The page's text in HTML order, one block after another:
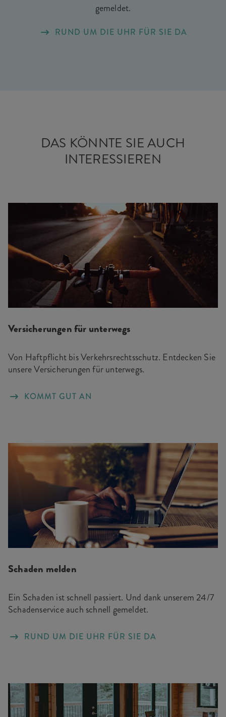
gemeldet.
RUND UM DIE UHR FÜR SIE DA
DAS KÖNNTE SIE AUCH
INTERESSIEREN
Versicherungen für unterwegs
Von Haftpflicht bis Verkehrsrechtsschutz. Entdecken Sie
unsere Versicherungen für unterwegs.
KOMMT GUT AN
Schaden melden
Ein Schaden ist schnell passiert. Und dank unserem 24/7
Schadenservice auch schnell gemeldet.
RUND UM DIE UHR FÜR SIE DA